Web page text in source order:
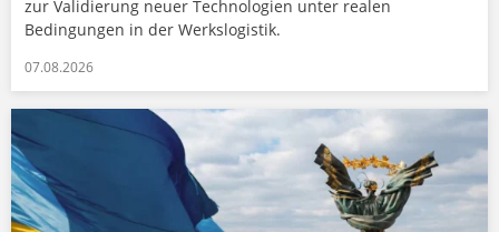
zur Validierung neuer Technologien unter realen
Bedingungen in der Werkslogistik.
07.08.2026